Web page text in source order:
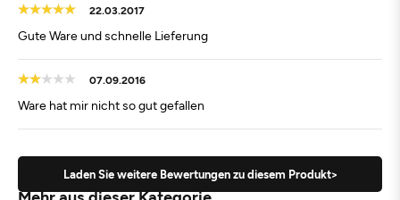
22.03.2017
Gute Ware und schnelle Lieferung
07.09.2016
Ware hat mir nicht so gut gefallen
Laden Sie weitere Bewertungen zu diesem Produkt>